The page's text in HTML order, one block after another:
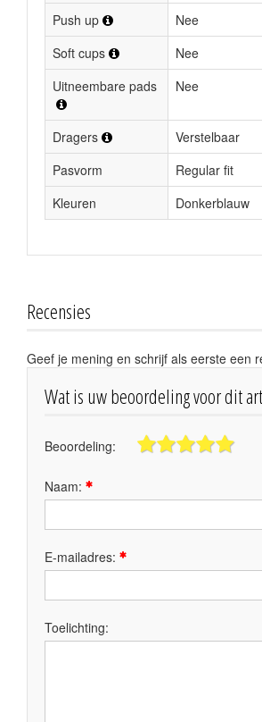
Push up
Nee
Soft cups
Nee
Uitneembare pads
Nee
Dragers
Verstelbaar
Pasvorm
Regular fit
Kleuren
Donkerblauw
Recensies
Geef je mening en schrijf als eerste een
Wat is uw beoordeling voor dit
Beoordeling:
Naam:
E-mailadres:
Toelichting: